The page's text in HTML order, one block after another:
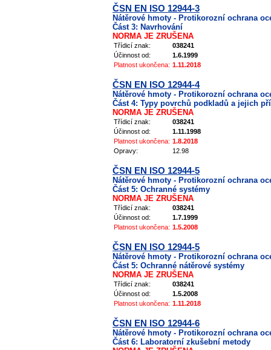
ČSN EN ISO 12944-3
Nátěrové hmoty - Protikorozní ochrana
Část 3: Navrhování
NORMA JE ZRUŠENA
Třídicí znak:
038241
Účinnost od:
1.6.1999
Platnost ukončena: 1.11.2018
ČSN EN ISO 12944-4
Nátěrové hmoty - Protikorozní ochrana
Část 4: Typy povrchů podkladů a jejich
NORMA JE ZRUŠENA
Třídicí znak:
038241
Účinnost od:
1.11.1998
Platnost ukončena: 1.8.2018
Opravy:
12.98
ČSN EN ISO 12944-5
Nátěrové hmoty - Protikorozní ochrana
Část 5: Ochranné systémy
NORMA JE ZRUŠENA
Třídicí znak:
038241
Účinnost od:
1.7.1999
Platnost ukončena: 1.5.2008
ČSN EN ISO 12944-5
Nátěrové hmoty - Protikorozní ochrana
Část 5: Ochranné nátěrové systémy
NORMA JE ZRUŠENA
Třídicí znak:
038241
Účinnost od:
1.5.2008
Platnost ukončena: 1.11.2018
ČSN EN ISO 12944-6
Nátěrové hmoty - Protikorozní ochrana
Část 6: Laboratorní zkušební metody